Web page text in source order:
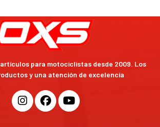
para motociclistas desde 2009. Los
y una atención de excelencia